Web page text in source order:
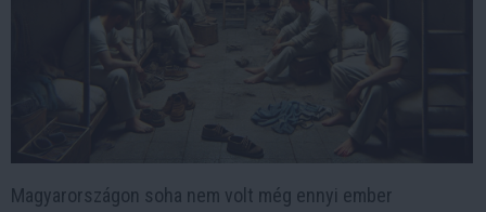
Magyarországon soha nem volt még ennyi ember